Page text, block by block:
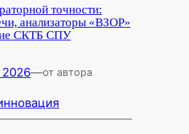
точности:
анализаторы «ВЗОР»
СКТБ СПУ
—от автора